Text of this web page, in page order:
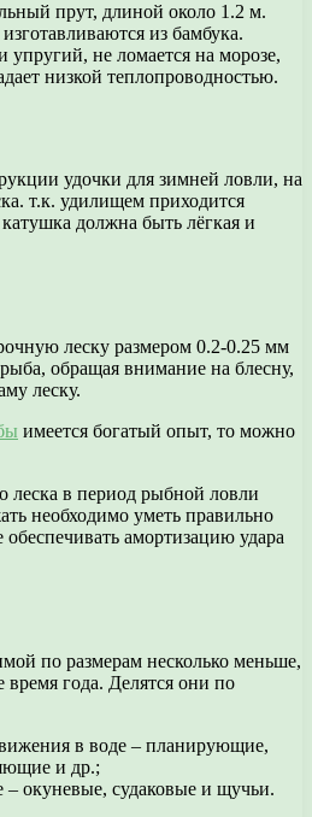
прут, длиной около 1.2 м.
из бамбука.
не ломается на морозе,
низкой теплопроводностью.
удочки для зимней ловли, на
т.к. удилищем приходится
должна быть лёгкая и
леску размером 0.2-0.25 мм
обращая внимание на блесну,
леску.
имеется богатый опыт, то можно
леска в период рыбной ловли
необходимо уметь правильно
амортизацию удара
по размерам несколько меньше,
года. Делятся они по
в воде – планирующие,
и др.;
– окуневые, судаковые и щучьи.